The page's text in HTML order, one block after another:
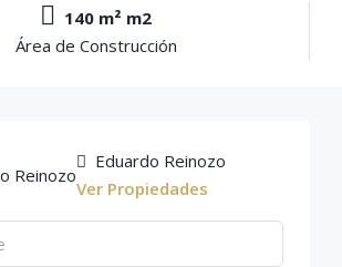
140 m² m2
Área de Construcción
Eduardo Reinozo
Ver Propiedades